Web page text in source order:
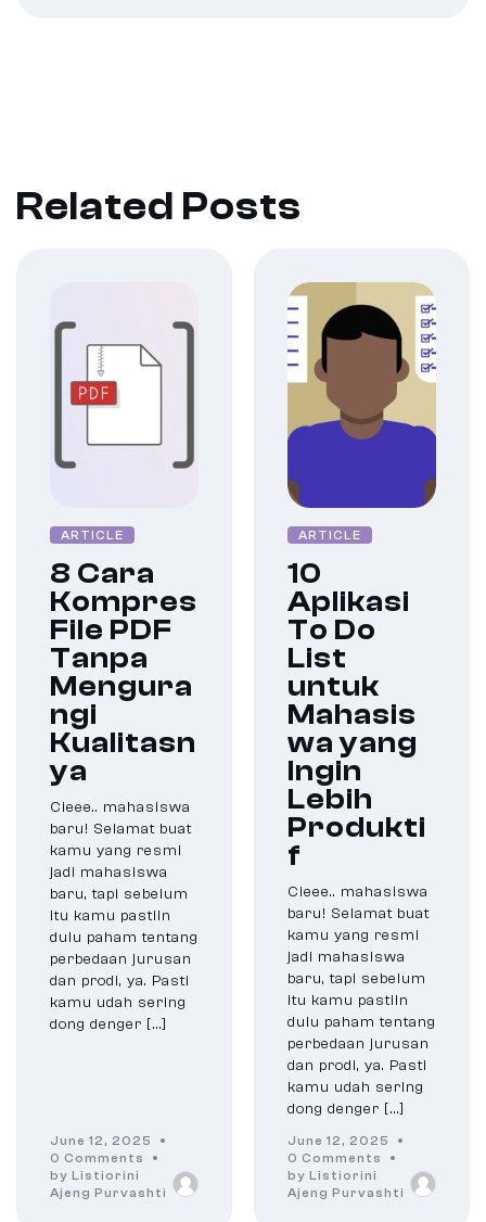
Related Posts
ARTICLE
8 Cara
Kompres
File PDF
Tanpa
Mengura
ngi
Kualitasn
ya
Cieee.. mahasiswa
baru! Selamat buat
kamu yang resmi
jadi mahasiswa
baru, tapi sebelum
itu kamu pastiin
dulu paham tentang
perbedaan jurusan
dan prodi, ya. Pasti
kamu udah sering
dong denger […]
June 12, 2025
0 Comments
by Listiorini
Ajeng Purvashti
ARTICLE
10
Aplikasi
To Do
List
untuk
Mahasis
wa yang
Ingin
Lebih
Produkti
f
Cieee.. mahasiswa
baru! Selamat buat
kamu yang resmi
jadi mahasiswa
baru, tapi sebelum
itu kamu pastiin
dulu paham tentang
perbedaan jurusan
dan prodi, ya. Pasti
kamu udah sering
dong denger […]
June 12, 2025
0 Comments
by Listiorini
Ajeng Purvashti